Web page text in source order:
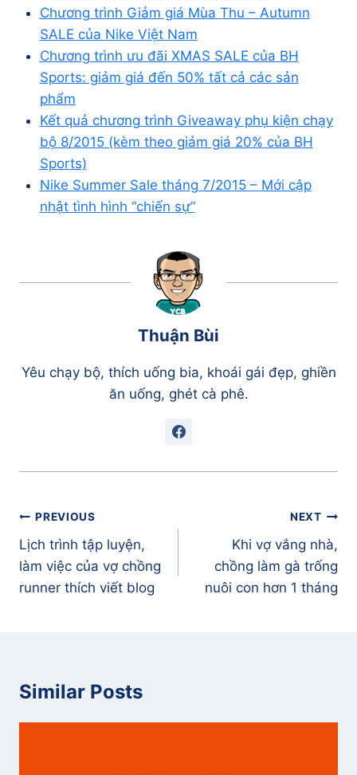
Chương trình Giảm giá Mùa Thu – Autumn
SALE của Nike Việt Nam
Chương trình ưu đãi XMAS SALE của BH
Sports: giảm giá đến 50% tất cả các sản
phẩm
Kết quả chương trình Giveaway phụ kiện chạy
bộ 8/2015 (kèm theo giảm giá 20% của BH
Sports)
Nike Summer Sale tháng 7/2015 – Mới cập
nhật tình hình “chiến sự”
Thuận Bùi
Yêu chạy bộ, thích uống bia, khoái gái đẹp, ghiền
ăn uống, ghét cà phê.
Điều
hướng
bài
viết
PREVIOUS
Lịch trình tập luyện,
làm việc của vợ chồng
runner thích viết blog
NEXT
Khi vợ vắng nhà,
chồng làm gà trống
nuôi con hơn 1 tháng
Similar Posts